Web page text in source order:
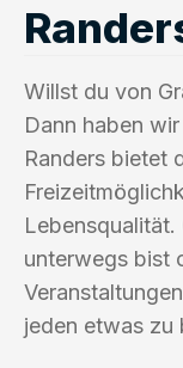
Willst du von
Dann haben
Randers bietet
unterwegs bist
jeden etwas zu